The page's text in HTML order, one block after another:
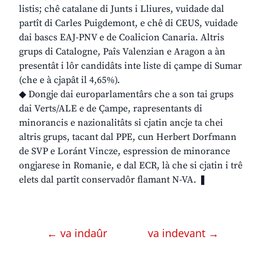
listis; chê catalane di Junts i Lliures, vuidade dal
partît di Carles Puigdemont, e chê di CEUS, vuidade
dai bascs EAJ-PNV e de Coalicion Canaria. Altris
grups di Catalogne, Paîs Valenzian e Aragon a àn
presentât i lôr candidâts inte liste di çampe di Sumar
(che e à cjapât il 4,65%).
◆ Dongje dai europarlamentârs che a son tai grups
dai Verts/ALE e de Çampe, rapresentants di
minorancis e nazionalitâts si cjatin ancje ta chei
altris grups, tacant dal PPE, cun Herbert Dorfmann
de SVP e Loránt Vincze, espression de minorance
ongjarese in Romanie, e dal ECR, là che si cjatin i trê
elets dal partît conservadôr flamant N-VA. ❚
← va indaûr va indevant →